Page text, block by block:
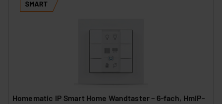
Homematic IP Smart Home Wandtaster – 6-fach, HmIP-